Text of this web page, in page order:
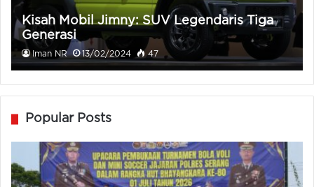
Kisah Mobil Jimny: SUV Legendaris Tiga
Generasi
Iman NR 13/02/2024 47
Popular Posts